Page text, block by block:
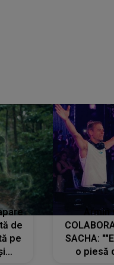
de
pe
SACHA:
o piesă